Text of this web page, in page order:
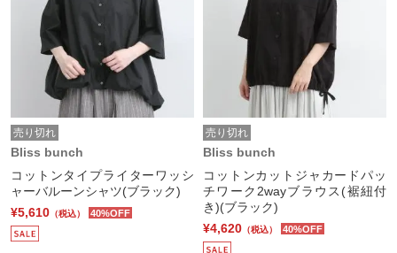
売り切れ
Bliss bunch
コットンタイプライターワッシ
ャーバルーンシャツ(ブラック)
¥5,610 （税込） 40%OFF
売り切れ
Bliss bunch
コットンカットジャカードパッ
チワーク2wayブラウス(裾紐付
き)(ブラック)
¥4,620 （税込） 40%OFF